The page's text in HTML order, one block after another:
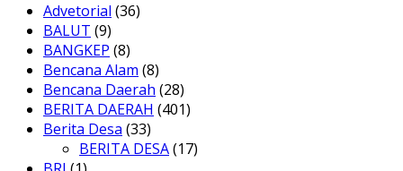
Advetorial (36)
BALUT (9)
BANGKEP (8)
Bencana Alam (8)
Bencana Daerah (28)
BERITA DAERAH (401)
Berita Desa (33)
BERITA DESA(17)